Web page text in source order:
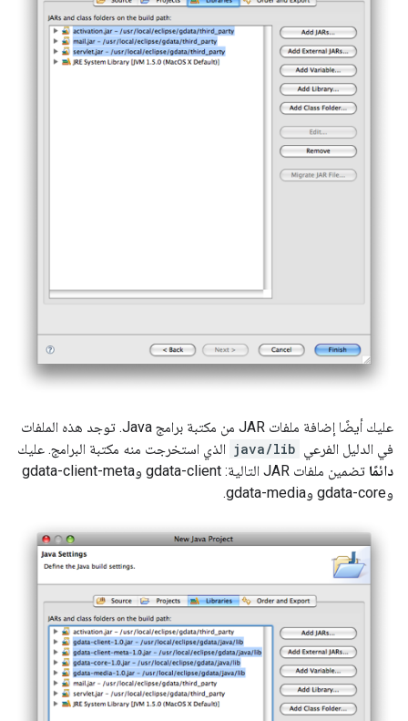
عليك أيضًا إضافة ملفات JAR من مكتبة برامج Java. توجد هذه الملفات
في الدليل الفرعي java/lib الذي استخرجت منه مكتبة البرامج. عليك
دائمًا
تضمين ملفات JAR التالية: gdata-client وgdata-client-meta
وgdata-core وgdata-media.